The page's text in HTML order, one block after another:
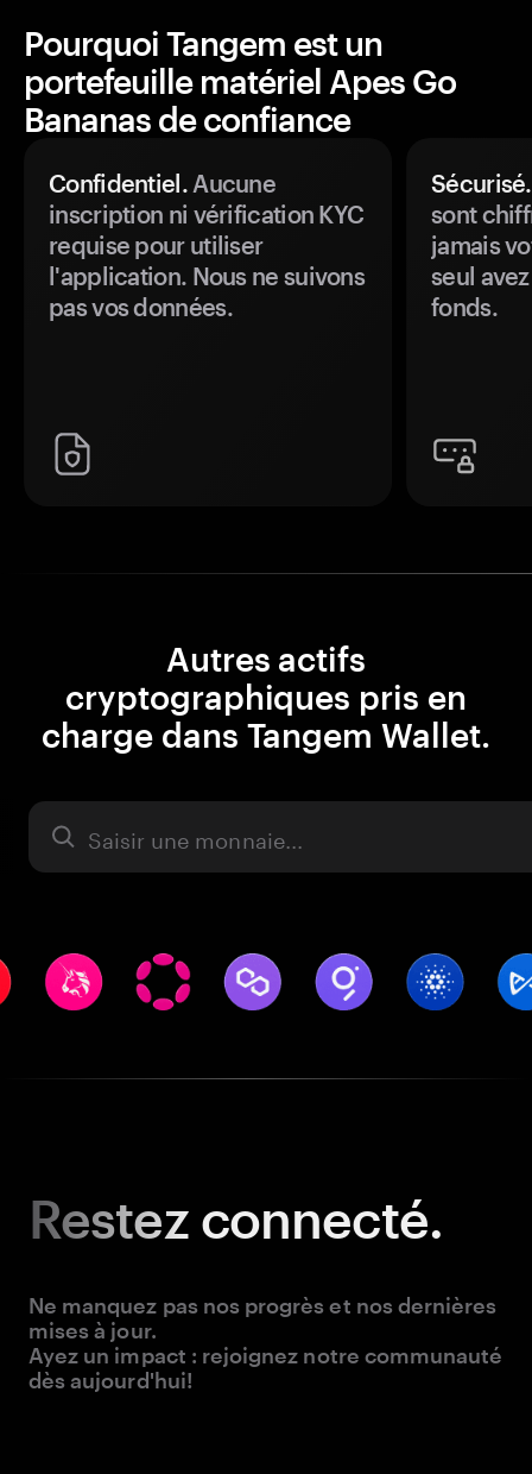
Pourquoi Tangem est un
portefeuille matériel Apes Go
Bananas de confiance
Confidentiel.Aucune
inscription ni vérification KYC
requise pour utiliser
l'application. Nous ne suivons
pas vos données.
Sécurisé.
sont
jamais
seul
fonds.
Autres actifs
cryptographiques pris en
charge dans Tangem Wallet.
Actifs
Restezconnecté.
Ne manquez pas nos progrès et nos dernières
mises à jour.
Ayez un impact : rejoignez notre communauté
dès aujourd'hui!